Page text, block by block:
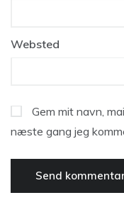
Websted
Gem mit navn,
næste gang jeg